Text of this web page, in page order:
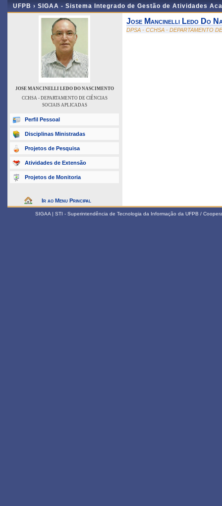
UFPB › SIGAA - Sistema Integrado de Gestão de Atividades
JOSE MANCINELLI LEDO DO NASCIMENTO
CCHSA - DEPARTAMENTO DE CIÊNCIAS
SOCIAIS APLICADAS
Perfil Pessoal
Disciplinas Ministradas
Projetos de Pesquisa
Atividades de Extensão
Projetos de Monitoria
Ir ao Menu Principal
Jose Mancinelli Ledo Do
DPSA - CCHSA - DEPARTAMENTO
SIGAA | STI - Superintendência de Tecnologia da Informação da UFPB /